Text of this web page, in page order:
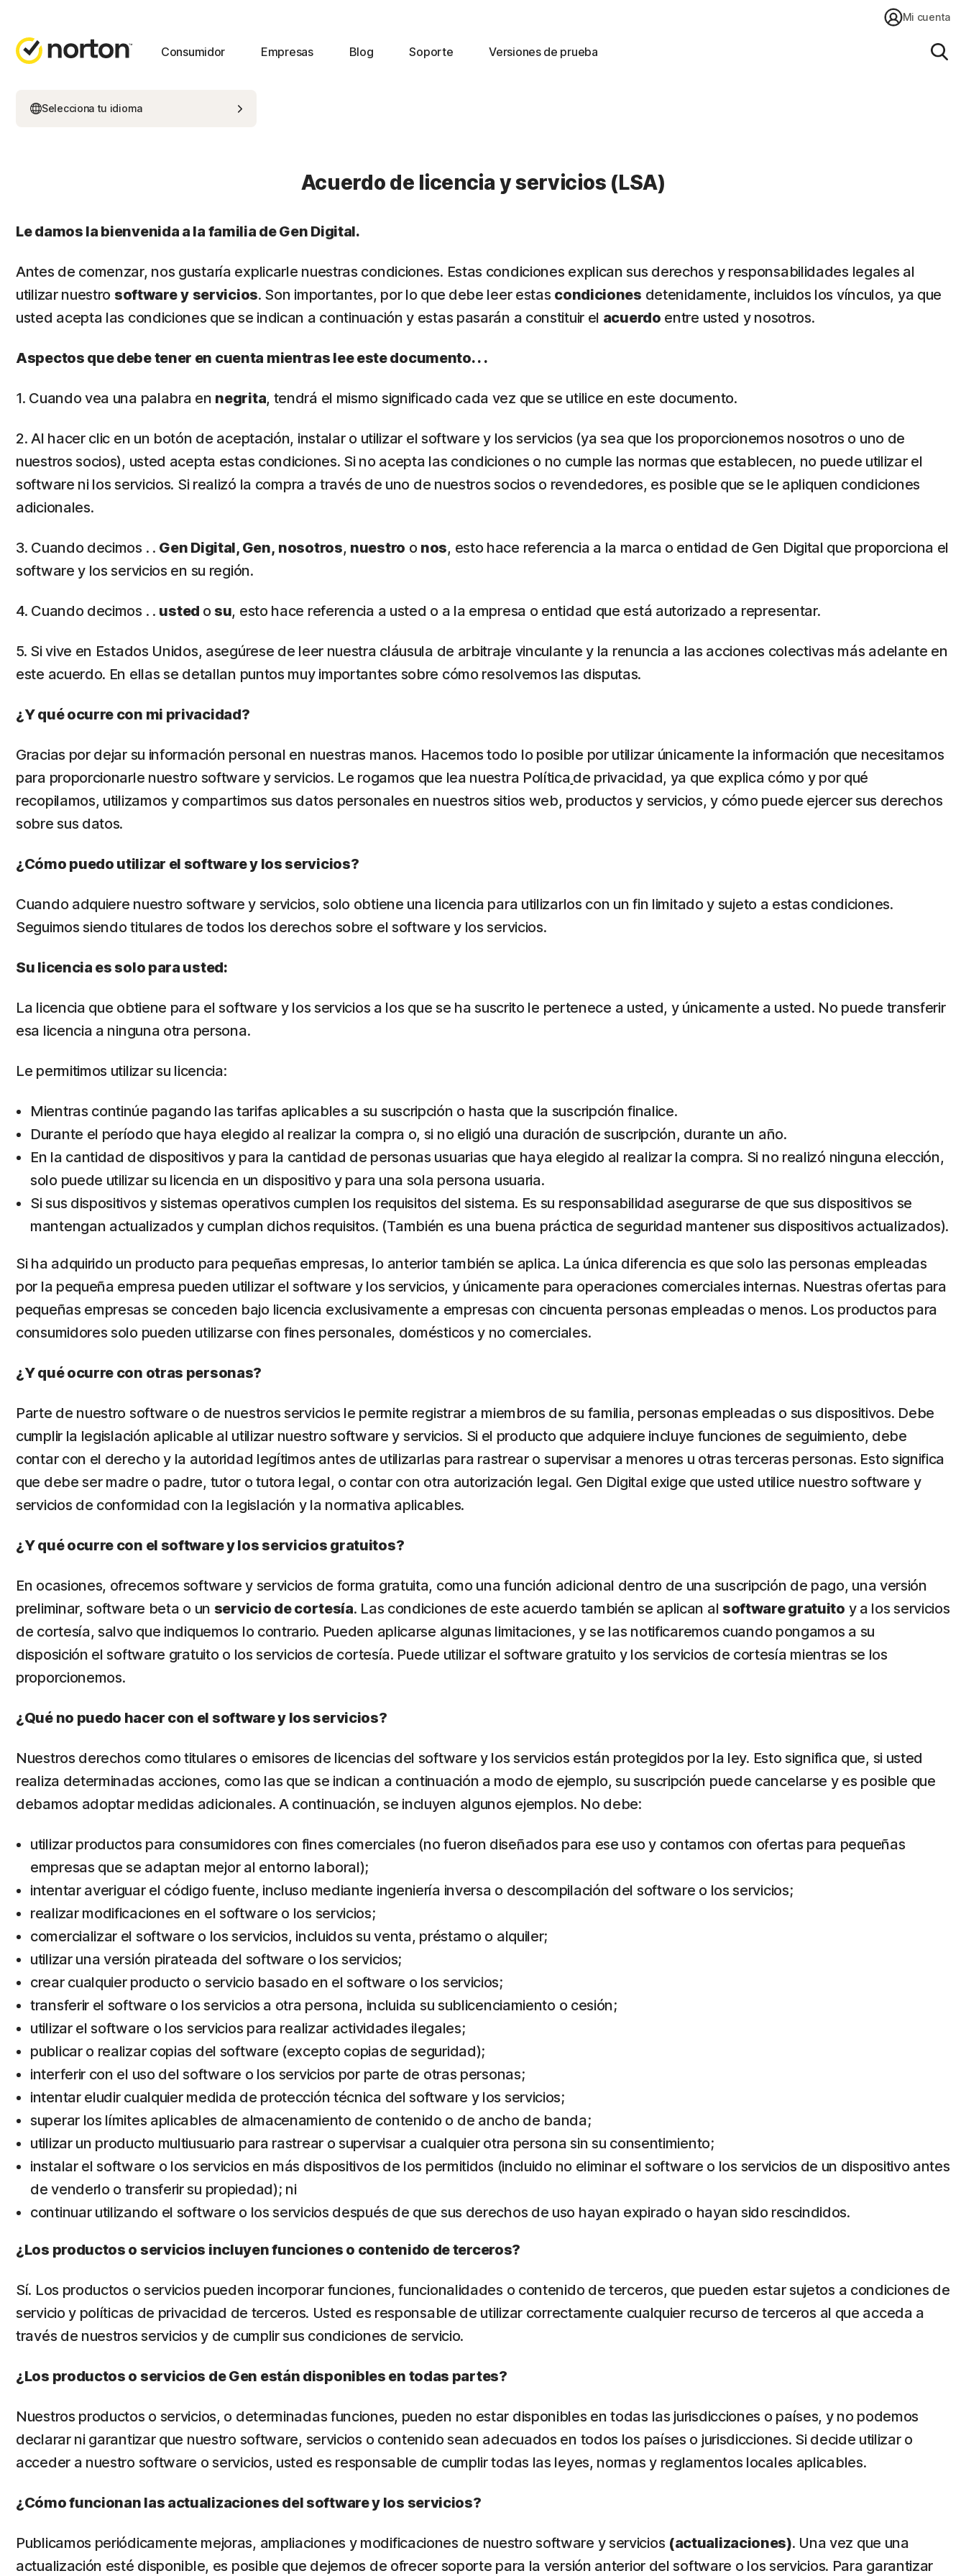
Mi cuenta
Consumidor Empresas Blog Soporte Versiones de prueba
Selecciona tu idioma
Acuerdo de licencia y servicios (LSA)
Le damos la bienvenida a la familia de Gen Digital.
Antes de comenzar, nos gustaría explicarle nuestras condiciones. Estas condiciones explican sus derechos y responsabilidades legales al
utilizar nuestro softwarey servicios. Son importantes, por lo que debe leer estas condiciones detenidamente, incluidos los vínculos, ya que
usted acepta las condiciones que se indican a continuación y estas pasarán a constituir el acuerdo entre usted y nosotros.
Aspectos que debe tener en cuenta mientras lee este documento. . .
1. Cuando vea una palabra en negrita, tendrá el mismo significado cada vez que se utilice en este documento.
2. Al hacer clic en un botón de aceptación, instalar o utilizar el software y los servicios (ya sea que los proporcionemos nosotros o uno de
nuestros socios), usted acepta estas condiciones. Si no acepta las condiciones o no cumple las normas que establecen, no puede utilizar el
software ni los servicios. Si realizó la compra a través de uno de nuestros socios o revendedores, es posible que se le apliquen condiciones
adicionales.
3. Cuando decimos . . Gen Digital, Gen, nosotros, nuestro o nos, esto hace referencia a la marca o entidad de Gen Digital que proporciona el
software y los servicios en su región.
4. Cuando decimos . . usted osu, esto hace referencia a usted o a la empresa o entidad que está autorizado a representar.
5. Si vive en Estados Unidos, asegúrese de leer nuestra cláusula de arbitraje vinculante y la renuncia a las acciones colectivas más adelante en
este acuerdo. En ellas se detallan puntos muy importantes sobre cómo resolvemos las disputas.
¿Y qué ocurre con mi privacidad?
Gracias por dejar su información personal en nuestras manos. Hacemos todo lo posible por utilizar únicamente la información que necesitamos
para proporcionarle nuestro software y servicios. Le rogamos que lea nuestra Política de privacidad, ya que explica cómo y por qué
recopilamos, utilizamos y compartimos sus datos personales en nuestros sitios web, productos y servicios, y cómo puede ejercer sus derechos
sobre sus datos.
¿Cómo puedo utilizar el software y los servicios?
Cuando adquiere nuestro software y servicios, solo obtiene una licencia para utilizarlos con un fin limitado y sujeto a estas condiciones.
Seguimos siendo titulares de todos los derechos sobre el software y los servicios.
Su licencia es solo para usted:
La licencia que obtiene para el software y los servicios a los que se ha suscrito le pertenece a usted, y únicamente a usted. No puede transferir
esa licencia a ninguna otra persona.
Le permitimos utilizar su licencia:
Mientras continúe pagando las tarifas aplicables a su suscripción o hasta que la suscripción finalice.
Durante el período que haya elegido al realizar la compra o, si no eligió una duración de suscripción, durante un año.
En la cantidad de dispositivos y para la cantidad de personas usuarias que haya elegido al realizar la compra. Si no realizó ninguna elección,
solo puede utilizar su licencia en un dispositivo y para una sola persona usuaria.
Si sus dispositivos y sistemas operativos cumplen los requisitos del sistema. Es su responsabilidad asegurarse de que sus dispositivos se
mantengan actualizados y cumplan dichos requisitos. (También es una buena práctica de seguridad mantener sus dispositivos actualizados).
Si ha adquirido un producto para pequeñas empresas, lo anterior también se aplica. La única diferencia es que solo las personas empleadas
por la pequeña empresa pueden utilizar el software y los servicios, y únicamente para operaciones comerciales internas. Nuestras ofertas para
pequeñas empresas se conceden bajo licencia exclusivamente a empresas con cincuenta personas empleadas o menos. Los productos para
consumidores solo pueden utilizarse con fines personales, domésticos y no comerciales.
¿Y qué ocurre con otras personas?
Parte de nuestro software o de nuestros servicios le permite registrar a miembros de su familia, personas empleadas o sus dispositivos. Debe
cumplir la legislación aplicable al utilizar nuestro software y servicios. Si el producto que adquiere incluye funciones de seguimiento, debe
contar con el derecho y la autoridad legítimos antes de utilizarlas para rastrear o supervisar a menores u otras terceras personas. Esto significa
que debe ser madre o padre, tutor o tutora legal, o contar con otra autorización legal. Gen Digital exige que usted utilice nuestro software y
servicios de conformidad con la legislación y la normativa aplicables.
¿Y qué ocurre con el software y los servicios gratuitos?
En ocasiones, ofrecemos software y servicios de forma gratuita, como una función adicional dentro de una suscripción de pago, una versión
preliminar, software beta o un servicio de cortesía. Las condiciones de este acuerdo también se aplican al software gratuito y a los servicios
de cortesía, salvo que indiquemos lo contrario. Pueden aplicarse algunas limitaciones, y se las notificaremos cuando pongamos a su
disposición el software gratuito o los servicios de cortesía. Puede utilizar el software gratuito y los servicios de cortesía mientras se los
proporcionemos.
¿Qué no puedo hacer con el software y los servicios?
Nuestros derechos como titulares o emisores de licencias del software y los servicios están protegidos por la ley. Esto significa que, si usted
realiza determinadas acciones, como las que se indican a continuación a modo de ejemplo, su suscripción puede cancelarse y es posible que
debamos adoptar medidas adicionales. A continuación, se incluyen algunos ejemplos. No debe:
utilizar productos para consumidores con fines comerciales (no fueron diseñados para ese uso y contamos con ofertas para pequeñas
empresas que se adaptan mejor al entorno laboral);
intentar averiguar el código fuente, incluso mediante ingeniería inversa o descompilación del software o los servicios;
realizar modificaciones en el software o los servicios;
comercializar el software o los servicios, incluidos su venta, préstamo o alquiler;
utilizar una versión pirateada del software o los servicios;
crear cualquier producto o servicio basado en el software o los servicios;
transferir el software o los servicios a otra persona, incluida su sublicenciamiento o cesión;
utilizar el software o los servicios para realizar actividades ilegales;
publicar o realizar copias del software (excepto copias de seguridad);
interferir con el uso del software o los servicios por parte de otras personas;
intentar eludir cualquier medida de protección técnica del software y los servicios;
superar los límites aplicables de almacenamiento de contenido o de ancho de banda;
utilizar un producto multiusuario para rastrear o supervisar a cualquier otra persona sin su consentimiento;
instalar el software o los servicios en más dispositivos de los permitidos (incluido no eliminar el software o los servicios de un dispositivo antes
de venderlo o transferir su propiedad); ni
continuar utilizando el software o los servicios después de que sus derechos de uso hayan expirado o hayan sido rescindidos.
¿Los productos o servicios incluyen funciones o contenido de terceros?
Sí. Los productos o servicios pueden incorporar funciones, funcionalidades o contenido de terceros, que pueden estar sujetos a condiciones de
servicio y políticas de privacidad de terceros. Usted es responsable de utilizar correctamente cualquier recurso de terceros al que acceda a
través de nuestros servicios y de cumplir sus condiciones de servicio.
¿Los productos o servicios de Gen están disponibles en todas partes?
Nuestros productos o servicios, o determinadas funciones, pueden no estar disponibles en todas las jurisdicciones o países, y no podemos
declarar ni garantizar que nuestro software, servicios o contenido sean adecuados en todos los países o jurisdicciones. Si decide utilizar o
acceder a nuestro software o servicios, usted es responsable de cumplir todas las leyes, normas y reglamentos locales aplicables.
¿Cómo funcionan las actualizaciones del software y los servicios?
Publicamos periódicamente mejoras, ampliaciones y modificaciones de nuestro software y servicios (actualizaciones). Una vez que una
actualización esté disponible, es posible que dejemos de ofrecer soporte para la versión anterior del software o los servicios. Para garantizar